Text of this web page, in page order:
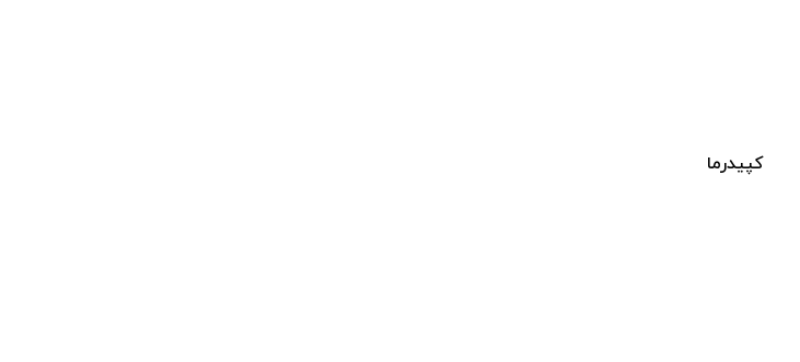
کپیدرما